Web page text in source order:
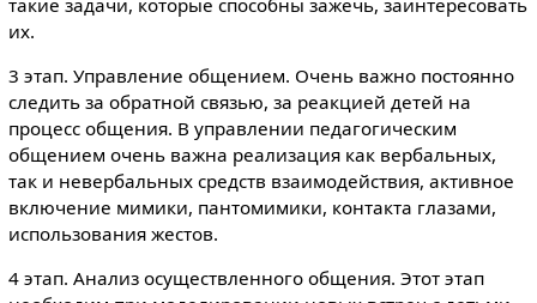
их.
3 этап. Управление общением. Очень важно постоянно
следить за обратной связью, за реакцией детей на
процесс общения. В управлении педагогическим
общением очень важна реализация как вербальных,
так и невербальных средств взаимодействия, активное
включение мимики, пантомимики, контакта глазами,
использования жестов.
4 этап. Анализ осуществленного общения. Этот этап